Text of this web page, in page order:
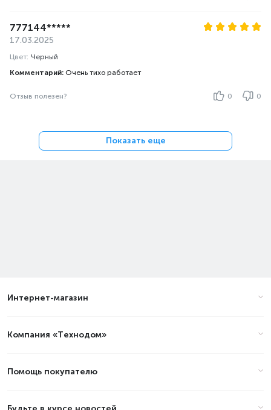
777144*****
17.03.2025
Цвет: Черный
Комментарий: Очень тихо работает
Отзыв полезен? 0 0
Показать еще
Интернет-магазин
Компания «Технодом»
Помощь покупателю